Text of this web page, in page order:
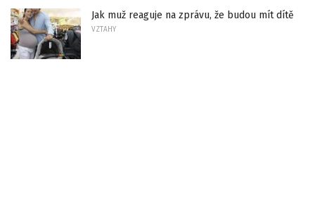
Jak muž reaguje na zprávu, že budou mít dítě
VZTAHY